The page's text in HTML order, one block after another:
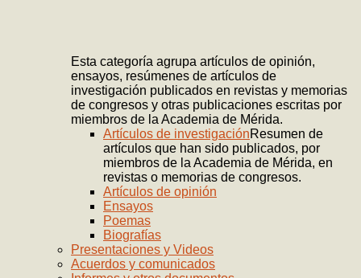
Esta categoría agrupa artículos de opinión,
ensayos, resúmenes de artículos de
investigación publicados en revistas y memorias
de congresos y otras publicaciones escritas por
miembros de la Academia de Mérida.
Artículos de investigaciónResumen de
artículos que han sido publicados, por
miembros de la Academia de Mérida, en
revistas o memorias de congresos.
Artículos de opinión
Ensayos
Poemas
Biografías
Presentaciones y Videos
Acuerdos y comunicados